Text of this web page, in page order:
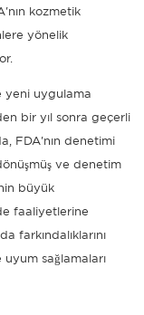
kozmetik
yönelik
yeni uygulama
bir yıl sonra geçerli
FDA'nın denetimi
ve denetim
büyük
faaliyetlerine
farkındalıklarını
sağlamaları